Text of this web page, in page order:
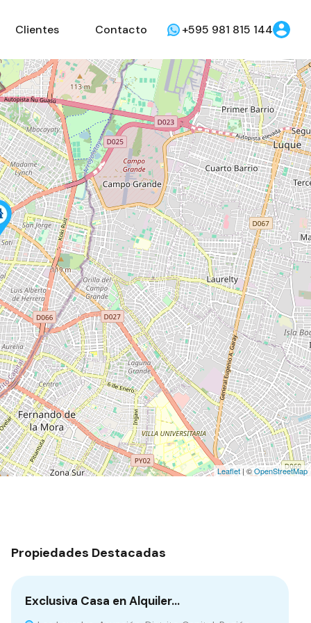
Clientes Contacto +595 981 815 144
4
Leaflet | ©OpenStreetMap
Propiedades Destacadas
Exclusiva Casa en Alquiler…